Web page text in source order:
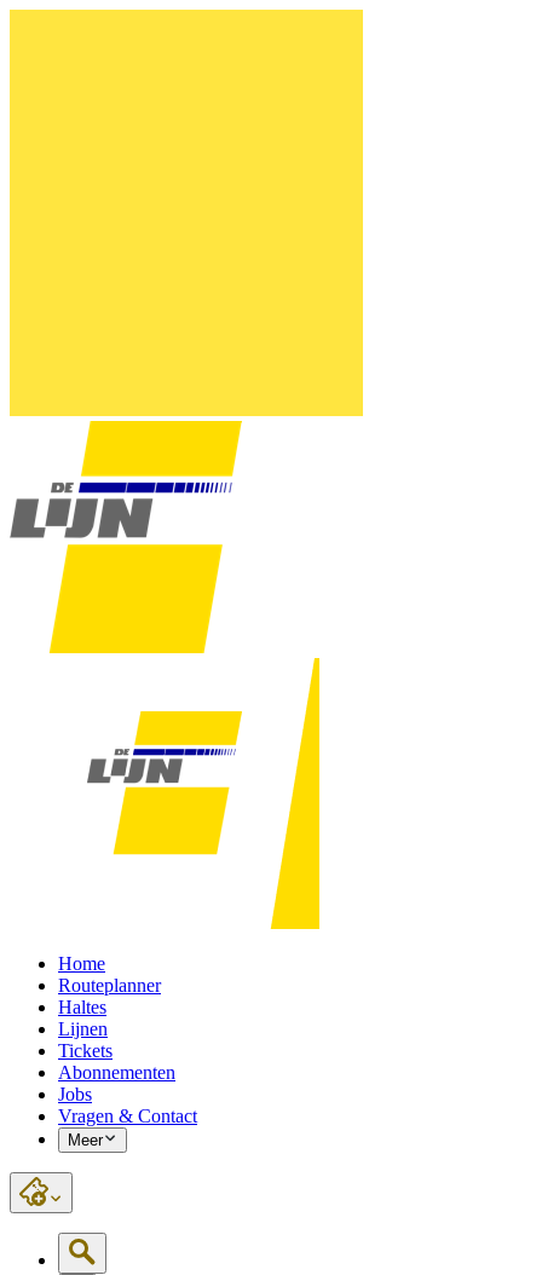
Home
Routeplanner
Haltes
Lijnen
Tickets
Abonnementen
Jobs
Vragen & Contact
Meer